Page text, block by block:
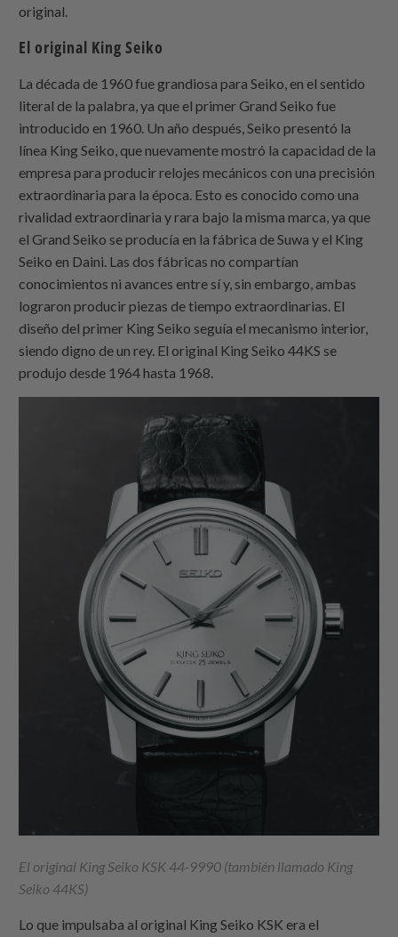
original.
El original King Seiko
La década de 1960 fue grandiosa para Seiko, en el sentido
literal de la palabra, ya que el primer Grand Seiko fue
introducido en 1960. Un año después, Seiko presentó la
línea King Seiko, que nuevamente mostró la capacidad de la
empresa para producir relojes mecánicos con una precisión
extraordinaria para la época. Esto es conocido como una
rivalidad extraordinaria y rara bajo la misma marca, ya que
el Grand Seiko se producía en la fábrica de Suwa y el King
Seiko en Daini. Las dos fábricas no compartían
conocimientos ni avances entre sí y, sin embargo, ambas
lograron producir piezas de tiempo extraordinarias. El
diseño del primer King Seiko seguía el mecanismo interior,
siendo digno de un rey. El original King Seiko 44KS se
produjo desde 1964 hasta 1968.
El original King Seiko KSK 44-9990 (también llamado King
Seiko 44KS)
Lo que impulsaba al original King Seiko KSK era el